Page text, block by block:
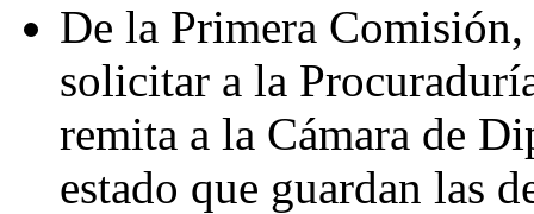
De la Primera
solicitar a la
remita a la Cámara de
estado que guardan las